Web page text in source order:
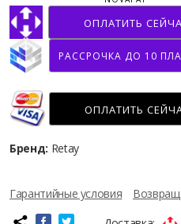
ОПЛАТИТЬ
РАССРОЧКА ДО 10
ОПЛАТИТЬ
Бренд: Retay
Гарантийные условия